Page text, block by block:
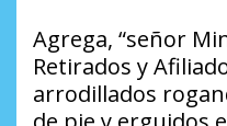
Agrega, “señor
Retirados y
arrodillados